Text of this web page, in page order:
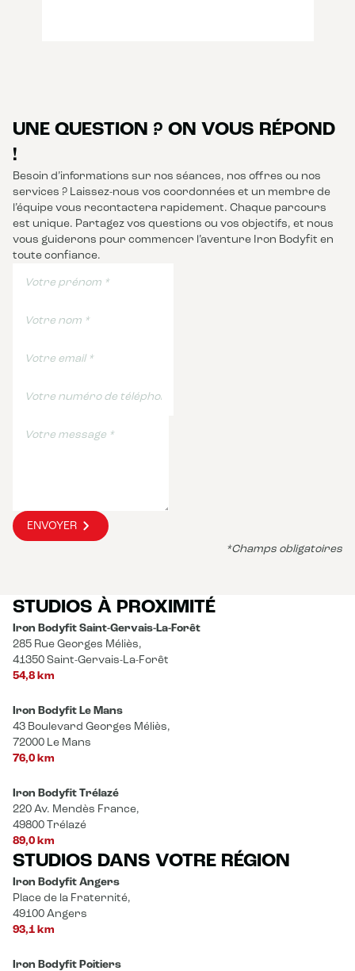
UNE QUESTION ? ON VOUS RÉPOND
!
Besoin d’informations sur nos séances, nos offres ou nos
services ? Laissez-nous vos coordonnées et un membre de
l’équipe vous recontactera rapidement. Chaque parcours
est unique. Partagez vos questions ou vos objectifs, et nous
vous guiderons pour commencer l’aventure Iron Bodyfit en
toute confiance.
ENVOYER
*Champs obligatoires
STUDIOS À PROXIMITÉ
Iron Bodyfit Saint-Gervais-La-Forêt
285 Rue Georges Méliès,
41350 Saint-Gervais-La-Forêt
54,8 km
Iron Bodyfit Le Mans
43 Boulevard Georges Méliès,
72000 Le Mans
76,0 km
Iron Bodyfit Trélazé
220 Av. Mendès France,
49800 Trélazé
89,0 km
STUDIOS DANS VOTRE RÉGION
Iron Bodyfit Angers
Place de la Fraternité,
49100 Angers
93,1 km
Iron Bodyfit Poitiers